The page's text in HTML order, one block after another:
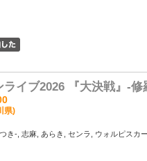
イブ2026 『大決戦』-修
県)
き-, 志麻, あらき, センラ, ウォルピスカ